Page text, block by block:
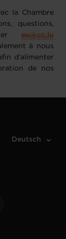
la Chambre
questions,
eu@cc.lu
à nous
d’alimenter
de nos